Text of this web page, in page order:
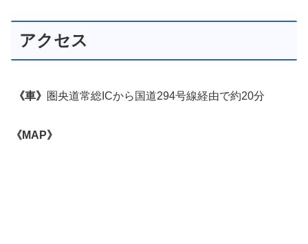
アクセス
《車》 圏央道常総ICから国道294号線経由で約20分
《MAP》